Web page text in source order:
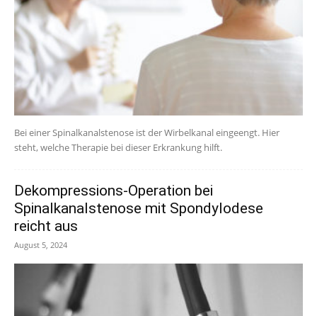
Bei einer Spinalkanalstenose ist der Wirbelkanal eingeengt. Hier
steht, welche Therapie bei dieser Erkrankung hilft.
Dekompressions-Operation bei
Spinalkanalstenose mit Spondylodese
reicht aus
August 5, 2024